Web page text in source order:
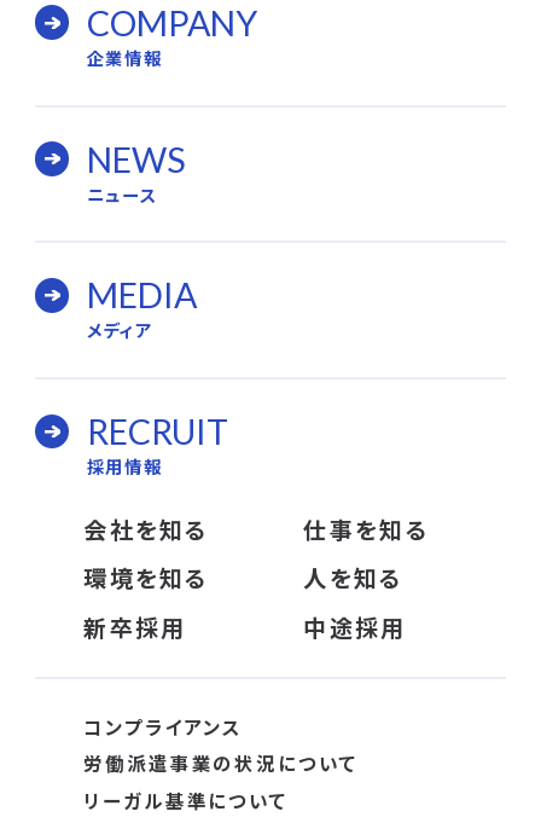
COMPANY
企業情報
NEWS
ニュース
MEDIA
メディア
RECRUIT
採用情報
会社を知る
仕事を知る
環境を知る
人を知る
新卒採用
中途採用
コンプライアンス
労働派遣事業の状況について
リーガル基準について